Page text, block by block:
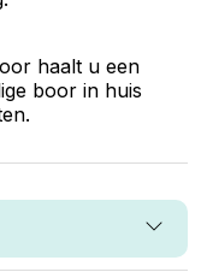
haalt u een
boor in huis